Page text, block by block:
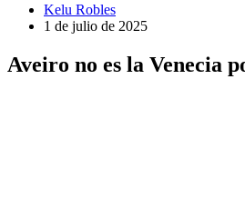
Kelu Robles
1 de julio de 2025
Aveiro no es la Venecia